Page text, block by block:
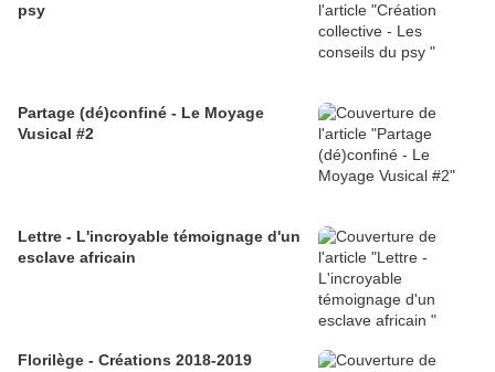
psy
Partage (dé)confiné - Le Moyage
Vusical #2
Lettre - L'incroyable témoignage d'un
esclave africain
Florilège - Créations 2018-2019